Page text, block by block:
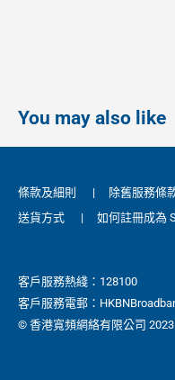
You may also like
條款及細則 | 除舊服務條
送貨方式
| 如何註冊成為
客戶服務熱綫：128100
客戶服務電郵：
© 香港寬頻網絡有限公司